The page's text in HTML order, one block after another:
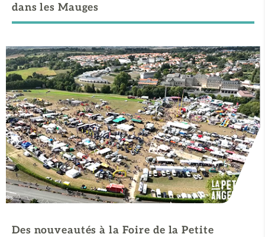
dans les Mauges
Des nouveautés à la Foire de la Petite